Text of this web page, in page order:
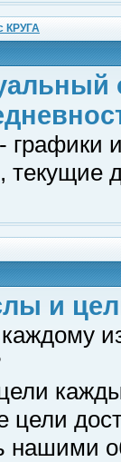
КРУГА
графики
текущие
и
цели
нашими